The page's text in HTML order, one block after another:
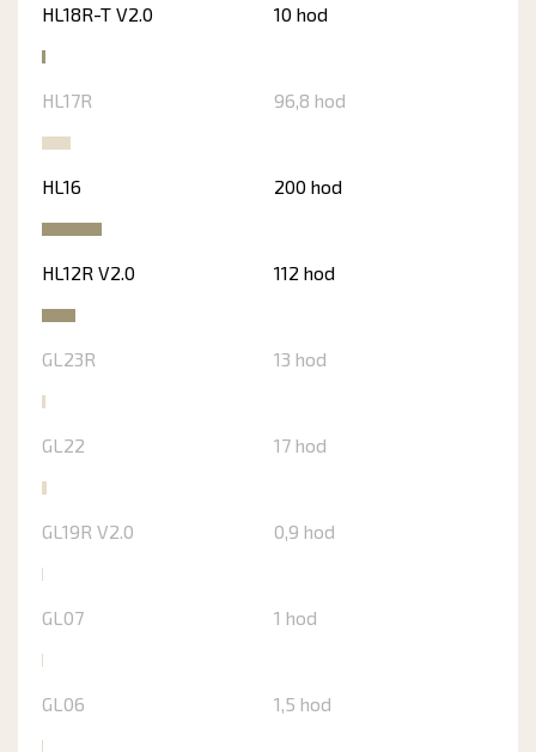
HL18R-T V2.0 10 hod
HL17R 96,8 hod
HL16 200 hod
HL12R V2.0 112 hod
GL23R 13 hod
GL22 17 hod
GL19R V2.0 0,9 hod
GL07 1 hod
GL06 1,5 hod